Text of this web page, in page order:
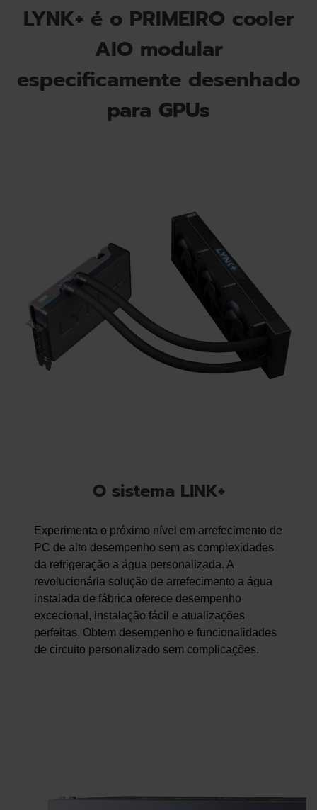
LYNK+ é o PRIMEIRO cooler
AIO modular
especificamente desenhado
para GPUs
O sistema LINK+
Experimenta o próximo nível em arrefecimento de
PC de alto desempenho sem as complexidades
da refrigeração a água personalizada. A
revolucionária solução de arrefecimento a água
instalada de fábrica oferece desempenho
excecional, instalação fácil e atualizações
perfeitas. Obtem desempenho e funcionalidades
de circuito personalizado sem complicações.